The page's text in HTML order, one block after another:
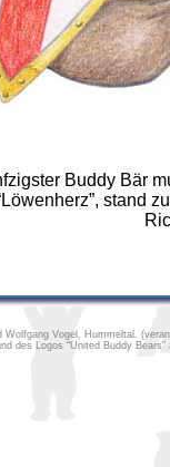
Wolfgang Vogel, Hummeltal.
des Logos “United Buddy
Buddy Bär
stand